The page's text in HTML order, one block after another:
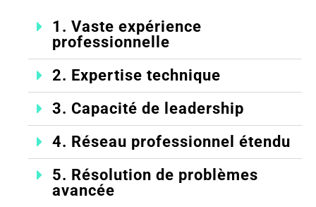
1. Vaste expérience
professionnelle
2. Expertise technique
3. Capacité de leadership
4. Réseau professionnel étendu
5. Résolution de problèmes
avancée